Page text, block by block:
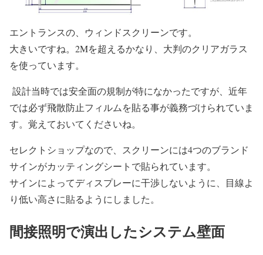
エントランスの、ウィンドスクリーンです。
大きいですね。2Mを超えるかなり、大判のクリアガラス
を使っています。
設計当時では安全面の規制が特になかったですが、近年
では必ず飛散防止フィルムを貼る事が義務づけられていま
す。覚えておいてくださいね。
セレクトショップなので、スクリーンには4つのブランド
サインがカッティングシートで貼られています。
サインによってディスプレーに干渉しないように、目線よ
り低い高さに貼るようにしました。
間接照明で演出したシステム壁面